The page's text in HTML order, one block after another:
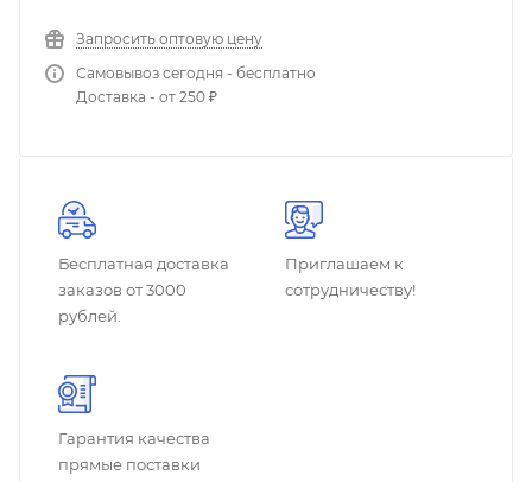
Запросить оптовую цену
Самовывоз сегодня - бесплатно
Доставка - от 250 ₽
Бесплатная доставка
заказов от 3000
рублей.
Приглашаем к
сотрудничеству!
Гарантия качества
прямые поставки